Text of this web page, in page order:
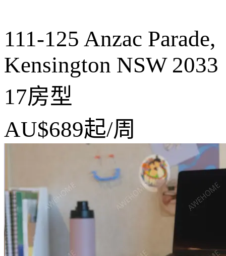
111-125 Anzac Parade,
Kensington NSW 2033
17房型
AU$689起/周